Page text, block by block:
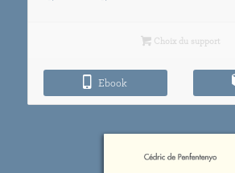
15,00€
à
Choix du support
Ebook